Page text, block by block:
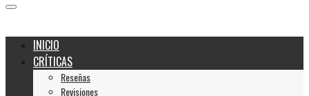
INICIO
CRÍTICAS
Reseñas
Revisiones